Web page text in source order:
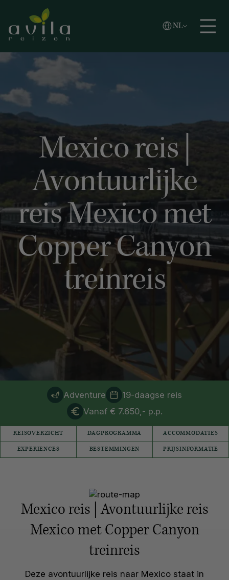
Zoeken
NL
Vlaams
English
Mexico reis |
Avontuurlijke
reis Mexico met
Copper Canyon
treinreis
Adventure
19-daagse reis
Vanaf € 7.650,- p.p.
REISOVERZICHT DAGPROGRAMMA ACCOMMODATIES
EXPERIENCES BESTEMMINGEN PRIJSINFORMATIE
Mexico reis | Avontuurlijke reis
Mexico met Copper Canyon
treinreis
Deze avontuurlijke reis naar Mexico staat in